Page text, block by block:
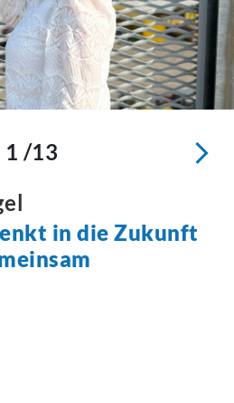
1 /13
in die Zukunft